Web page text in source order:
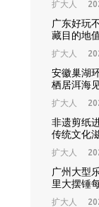
扩大人
广东好玩
藏目的地
扩大人
安徽巢湖
栖居洱海
扩大人
非遗剪纸
传统文化
扩大人
广州大型
里大摆锤
扩大人